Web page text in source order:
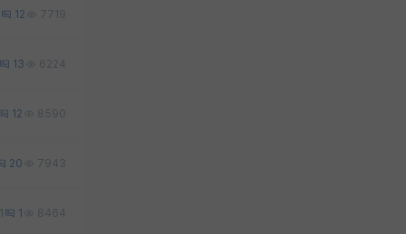
12 7719
13 6224
12 8590
20 7943
1 1 8464